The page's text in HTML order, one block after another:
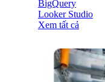
BigQuery
Looker Studio
Xem tất cả